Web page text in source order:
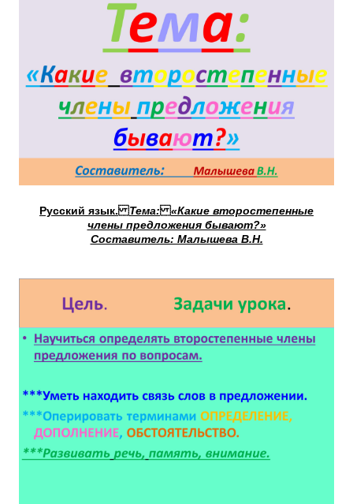
Русский язык. Тема:
«Какие второстепенные
члены предложения бывают?»
Составитель: Малышева В.Н.